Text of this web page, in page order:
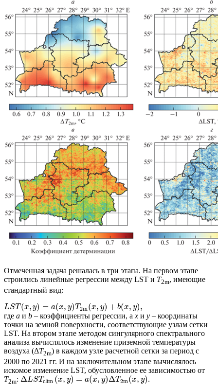
Отмеченная задача решалась в три этапа. На первом этапе
строились линейные регрессии между LST и T2m, имеющие
стандартный вид:
LST (x, y) = a(x, y)T2m (x, y) + b(x, y),
где а и b – коэффициенты регрессии, а x и y – координаты
точки на земной поверхности, соответствующие узлам сетки
LST. На втором этапе методом сингулярного спектрального
анализа вычислялось изменение приземной температуры
воздуха (ΔT2m) в каждом узле расчетной сетки за период с
2000 по 2021 гг. И на заключительном этапе вычислялось
искомое изменение LST, обусловленное ее зависимостью от
T2m: ΔLSTclim (x, y) = a(x, y)ΔT2m(x, y).